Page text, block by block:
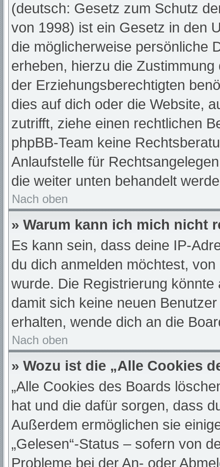
(deutsch: Gesetz zum Schutz
von 1998) ist ein Gesetz in den
die möglicherweise persönliche
erheben, hierzu die
der Erziehungsberechtigten
dies auf dich oder die Website,
zutrifft, ziehe einen rechtlichen
phpBB-Team keine
Anlaufstelle für
die weiter unten behandelt
Nach oben
» Warum kann ich mich nicht
Es kann sein, dass deine IP-
du dich anmelden möchtest,
wurde. Die Registrierung
damit sich keine neuen
erhalten, wende dich an die
Nach oben
» Wozu ist die „Alle Cookies
„Alle Cookies des Boards
hat und die dafür sorgen, dass
Außerdem ermöglichen sie
„Gelesen“-Status – sofern von
Probleme bei der An- oder